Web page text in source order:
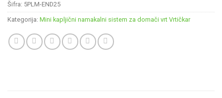
Šifra: 5PLM-END25
Kategorija: Mini kapljični namakalni sistem za domači vrt Vrtičkar